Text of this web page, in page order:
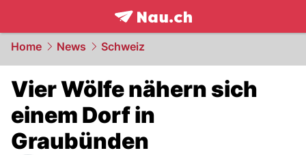
frontpage.NAU.ch
Home News Schweiz
Vier Wölfe nähern sich
einem Dorf in
Graubünden